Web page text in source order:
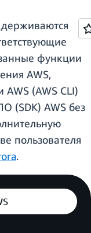
функции
AWS,
(AWS CLI)
(SDK) AWS без
пользователя
.